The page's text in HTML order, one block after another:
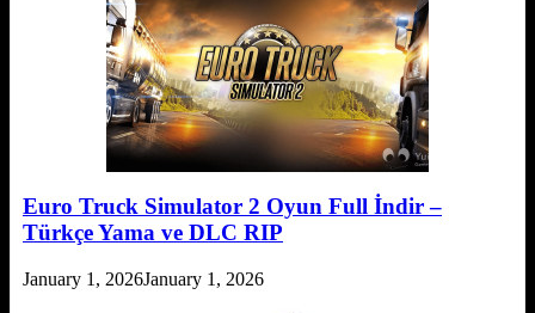
Euro Truck Simulator 2 Oyun Full İndir –
Türkçe Yama ve DLC RIP
January 1, 2026January 1, 2026